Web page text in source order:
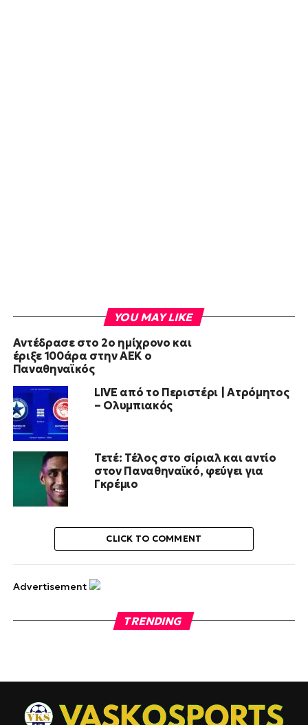
YOU MAY LIKE
Αντέδρασε στο 2ο ημίχρονο και
έριξε 100άρα στην ΑΕΚ ο
Παναθηναϊκός
LIVE από το Περιστέρι | Ατρόμητος
– Ολυμπιακός
Τετέ: Τέλος στο σίριαλ και αντίο
στον Παναθηναϊκό, φεύγει για
Γκρέμιο
CLICK TO COMMENT
Advertisement
TRENDING